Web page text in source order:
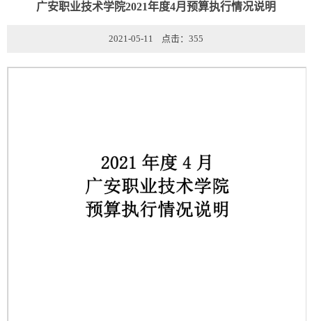
广安职业技术学院2021年度4月预算执行情况说明
2021-05-11 点击： 355